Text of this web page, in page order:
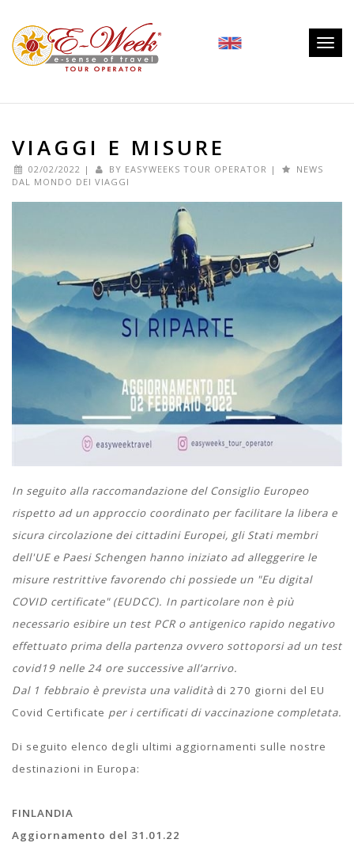
VIAGGI E MISURE
02/02/2022 | BY EASYWEEKS TOUR OPERATOR |
NEWS
DAL MONDO DEI VIAGGI
In seguito alla raccomandazione del Consiglio Europeo
rispetto ad un approccio coordinato per facilitare la libera e
sicura circolazione dei cittadini Europei, gli Stati membri
dell'UE e Paesi Schengen hanno iniziato ad alleggerire le
misure restrittive favorendo chi possiede un "Eu digital
COVID certificate" (EUDCC). In particolare non è più
necessario esibire un test PCR o antigenico rapido negativo
effettuato prima della partenza ovvero sottoporsi ad un test
covid19 nelle 24 ore successive all’arrivo.
Dal 1 febbraio è prevista una validità di 270 giorni del EU
Covid Certificate per i certificati di vaccinazione completata.
Di seguito elenco degli ultimi aggiornamenti sulle nostre
destinazioni in Europa:
FINLANDIA
Aggiornamento del 31.01.22